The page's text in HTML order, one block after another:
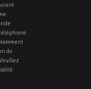
téléphone.
de